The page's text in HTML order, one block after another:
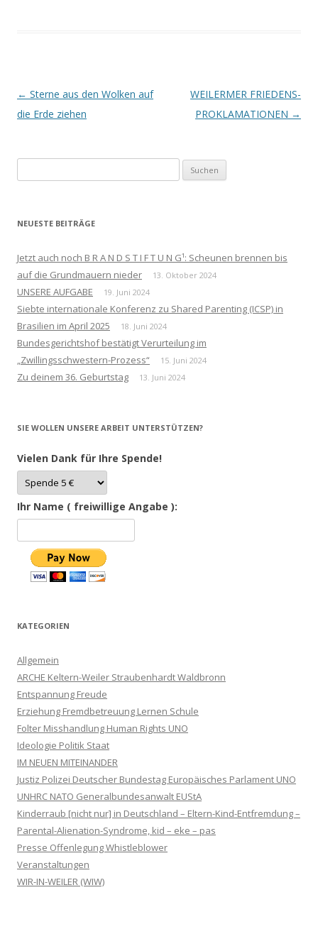
Beitrags-
Navigation
← Sterne aus den Wolken auf
die Erde ziehen
WEILERMER FRIEDENS-
PROKLAMATIONEN →
nach:
NEUESTE BEITRÄGE
Jetzt auch noch B R A N D S T I F T U N G¹: Scheunen brennen bis
auf die Grundmauern nieder
13. Oktober 2024
UNSERE AUFGABE 19. Juni 2024
Siebte internationale Konferenz zu Shared Parenting (ICSP) in
Brasilien im April 2025
18. Juni 2024
Bundesgerichtshof bestätigt Verurteilung im
„Zwillingsschwestern-Prozess“
15. Juni 2024
Zu deinem 36. Geburtstag 13. Juni 2024
SIE WOLLEN UNSERE ARBEIT UNTERSTÜTZEN?
Vielen Dank für Ihre Spende!
Ihr Name ( freiwillige Angabe ):
KATEGORIEN
Allgemein
ARCHE Keltern-Weiler Straubenhardt Waldbronn
Entspannung Freude
Erziehung Fremdbetreuung Lernen Schule
Folter Misshandlung Human Rights UNO
Ideologie Politik Staat
IM NEUEN MITEINANDER
Justiz Polizei Deutscher Bundestag Europäisches Parlament UNO
UNHRC NATO Generalbundesanwalt EUStA
Kinderraub [nicht nur] in Deutschland – Eltern-Kind-Entfremdung –
Parental-Alienation-Syndrome, kid – eke – pas
Presse Offenlegung Whistleblower
Veranstaltungen
WIR-IN-WEILER (WIW)